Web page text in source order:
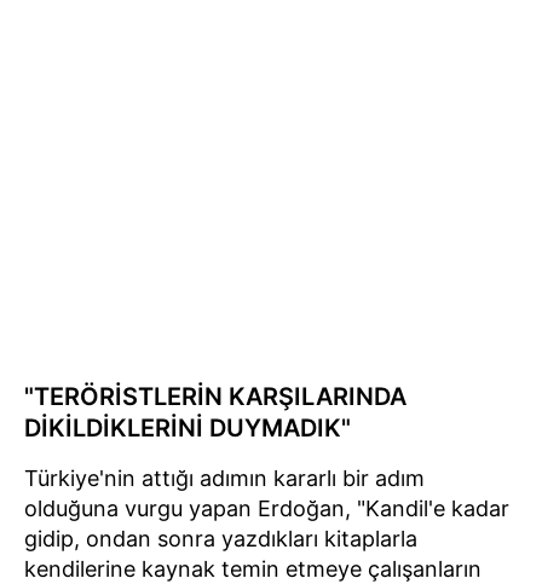
"TERÖRİSTLERİN KARŞILARINDA
DİKİLDİKLERİNİ DUYMADIK"
Türkiye'nin attığı adımın kararlı bir adım
olduğuna vurgu yapan Erdoğan, "Kandil'e kadar
gidip, ondan sonra yazdıkları kitaplarla
kendilerine kaynak temin etmeye çalışanların